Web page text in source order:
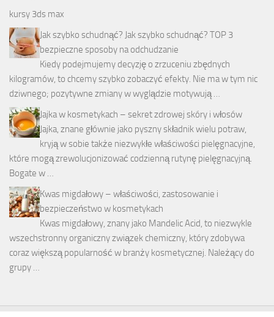
kursy 3ds max
Jak szybko schudnąć? Jak szybko schudnąć? TOP 3
bezpieczne sposoby na odchudzanie
Kiedy podejmujemy decyzję o zrzuceniu zbędnych
kilogramów, to chcemy szybko zobaczyć efekty. Nie ma w tym nic
dziwnego; pozytywne zmiany w wyglądzie motywują …
Jajka w kosmetykach – sekret zdrowej skóry i włosów
Jajka, znane głównie jako pyszny składnik wielu potraw,
kryją w sobie także niezwykłe właściwości pielęgnacyjne,
które mogą zrewolucjonizować codzienną rutynę pielęgnacyjną.
Bogate w …
Kwas migdałowy – właściwości, zastosowanie i
bezpieczeństwo w kosmetykach
Kwas migdałowy, znany jako Mandelic Acid, to niezwykle
wszechstronny organiczny związek chemiczny, który zdobywa
coraz większą popularność w branży kosmetycznej. Należący do
grupy …